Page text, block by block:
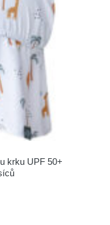
krku UPF 50+